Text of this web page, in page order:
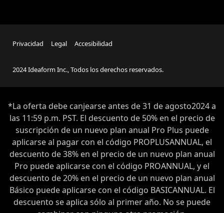
Privacidad Legal Accesibilidad
2024 Ideaform Inc., Todos los derechos reservados.
*La oferta debe canjearse antes de31 de agosto2024 a
las 11:59 p.m. PST. El descuento de 50% en el precio de
suscripción de un nuevo plan anual Pro Plus puede
aplicarse al pagar con el código PROPLUSANNUAL, el
descuento de 38% en el precio de un nuevo plan anual
Pro puede aplicarse con el código PROANNUAL, y el
descuento de 20% en el precio de un nuevo plan anual
Básico puede aplicarse con el código BASICANNUAL. El
descuento se aplica sólo al primer año. No se puede